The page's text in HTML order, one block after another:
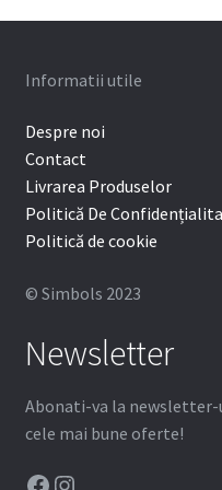
Informatii utile
Despre noi
Contact
Livrarea Produselor
Politică De
Politică de cookie
© Simbols 2023
Newsletter
Abonati-va la
cele mai bune oferte!
Facebook Instagram